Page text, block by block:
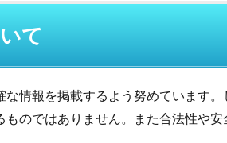
て
情報を掲載するよう努めています
のではありません。また合法性や安